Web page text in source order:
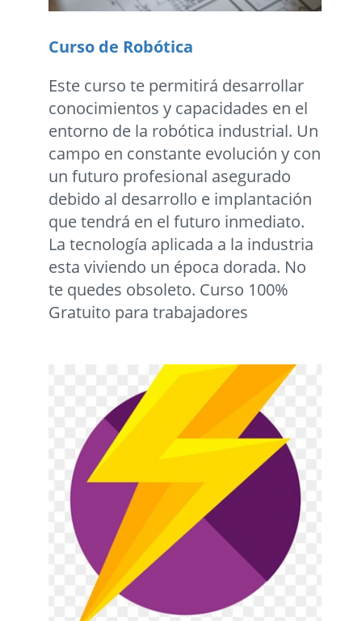
Curso de Robótica
Este curso te permitirá desarrollar
conocimientos y capacidades en el
entorno de la robótica industrial. Un
campo en constante evolución y con
un futuro profesional asegurado
debido al desarrollo e implantación
que tendrá en el futuro inmediato.
La tecnología aplicada a la industria
esta viviendo un época dorada. No
te quedes obsoleto. Curso 100%
Gratuito para trabajadores